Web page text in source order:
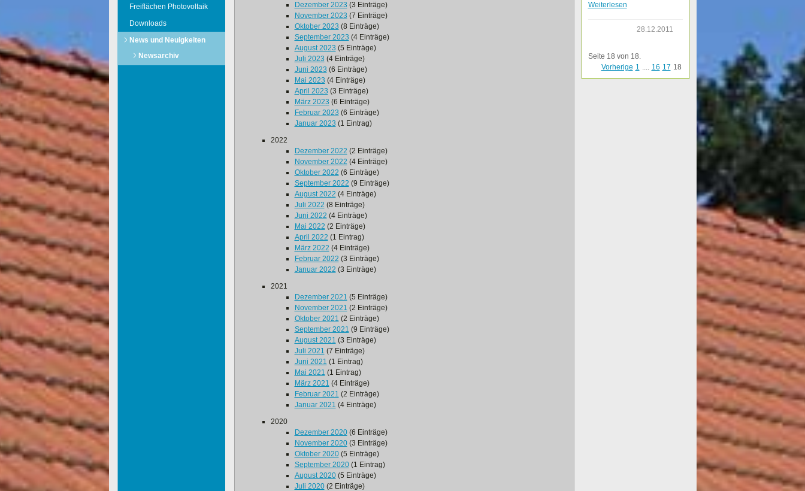
Freiflächen Photovoltaik
Downloads
News und Neuigkeiten
Newsarchiv
Dezember 2023 (3 Einträge)
November 2023 (7 Einträge)
Oktober 2023 (8 Einträge)
September 2023 (4 Einträge)
August 2023 (5 Einträge)
Juli 2023 (4 Einträge)
Juni 2023 (6 Einträge)
Mai 2023 (4 Einträge)
April 2023 (3 Einträge)
März 2023 (6 Einträge)
Februar 2023 (6 Einträge)
Januar 2023 (1 Eintrag)
2022
Dezember 2022 (2 Einträge)
November 2022 (4 Einträge)
Oktober 2022 (6 Einträge)
September 2022 (9 Einträge)
August 2022 (4 Einträge)
Juli 2022 (8 Einträge)
Juni 2022 (4 Einträge)
Mai 2022 (2 Einträge)
April 2022 (1 Eintrag)
März 2022 (4 Einträge)
Februar 2022 (3 Einträge)
Januar 2022 (3 Einträge)
2021
Dezember 2021 (5 Einträge)
November 2021 (2 Einträge)
Oktober 2021 (2 Einträge)
September 2021 (9 Einträge)
August 2021 (3 Einträge)
Juli 2021 (7 Einträge)
Juni 2021 (1 Eintrag)
Mai 2021 (1 Eintrag)
März 2021 (4 Einträge)
Februar 2021 (2 Einträge)
Januar 2021 (4 Einträge)
2020
Dezember 2020(6 Einträge)
November 2020(3 Einträge)
Oktober 2020(5 Einträge)
September 2020(1 Eintrag)
August 2020(5 Einträge)
Juli 2020(2 Einträge)
Weiterlesen
28.12.2011
Seite 18 von 18.
Vorherige 1 .... 16 17 18